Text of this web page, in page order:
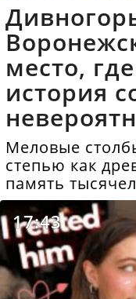
место,
история
Меловые
степью как
память
17:43